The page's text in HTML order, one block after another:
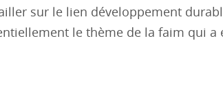
sur le lien développement
le thème de la faim qui a